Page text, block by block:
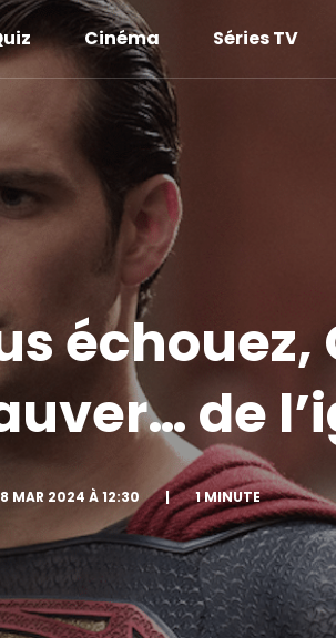
Cinéma Séries TV
de
MAR 2024 À 12:30 | 1 MINUTE